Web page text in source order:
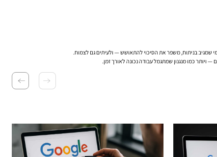
שמגיב בניתוח, משפר את הסיכוי להתאושש — ולעיתים גם לצמוח.
כמו מנגנון שמתגמל עבודה נכונה לאורך זמן.